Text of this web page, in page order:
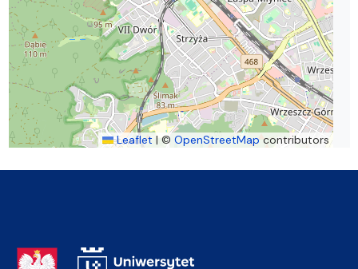
Leaflet |© OpenStreetMap contributors
Adres Rektoratu